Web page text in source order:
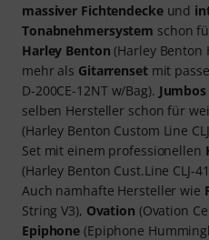
massiver Fichtendeckeund
Tonabnehmersystem schon
Harley Benton (Harley Benton
mehr als Gitarrensetmit
D-200CE-12NT w/Bag). Jumbos
selben Hersteller schon für
(Harley Benton Custom Line
Set mit einem professionellen
(Harley Benton Cust.Line CLJ-
Auch namhafte Hersteller wie
String V3), Ovation (Ovation
Epiphone (Epiphone